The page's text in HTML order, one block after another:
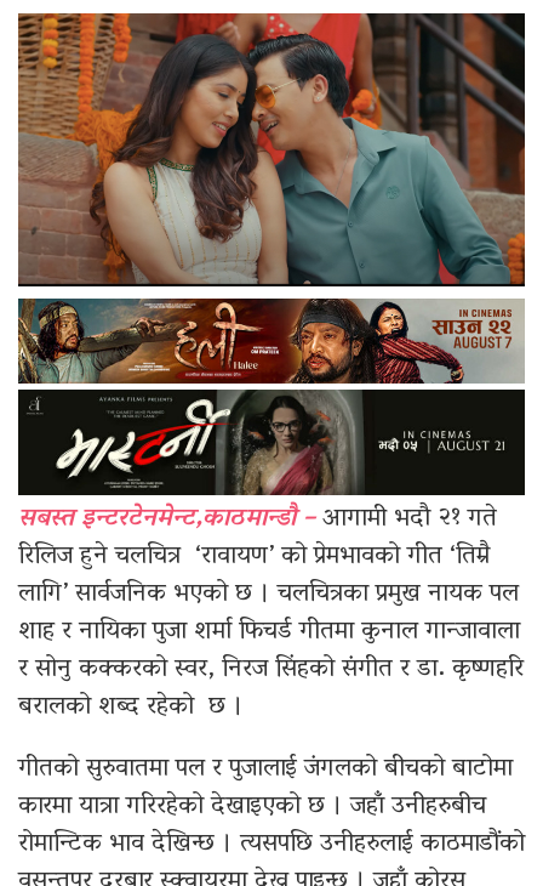
सबस्त इन्टरटेनमेन्ट,काठमान्डौ –आगामी भदौ २१ गते
रिलिज हुने चलचित्र ‘रावायण’ को प्रेमभावको गीत ‘तिम्रै
लागि’ सार्वजनिक भएको छ । चलचित्रका प्रमुख नायक पल
शाह र नायिका पुजा शर्मा फिचर्ड गीतमा कुनाल गान्जावाला
र सोनु कक्करको स्वर, निरज सिंहको संगीत र डा. कृष्णहरि
बरालको शब्द रहेको छ ।
गीतको सुरुवातमा पल र पुजालाई जंगलको बीचको बाटोमा
कारमा यात्रा गरिरहेको देखाइएको छ । जहाँ उनीहरुबीच
रोमान्टिक भाव देखिन्छ । त्यसपछि उनीहरुलाई काठमाडौंको